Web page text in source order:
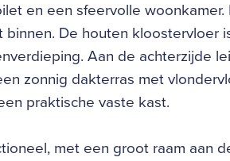
en een sfeervolle
De houten kloostervloer
Aan de achterzijde
zonnig dakterras met
praktische vaste kast.
met een groot raam aan